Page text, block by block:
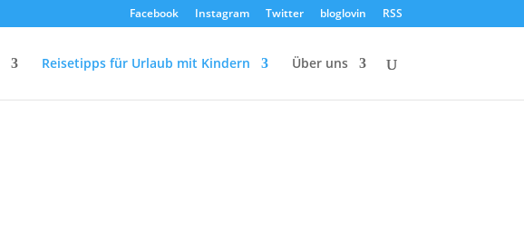
Facebook Instagram Twitter bloglovin RSS
Reisetipps für Urlaub mit Kindern Über uns